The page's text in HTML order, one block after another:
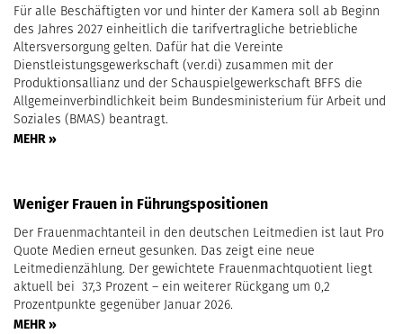
Für alle Beschäftigten vor und hinter der Kamera soll ab Beginn
des Jahres 2027 einheitlich die tarifvertragliche betriebliche
Altersversorgung gelten. Dafür hat die Vereinte
Dienstleistungsgewerkschaft (ver.di) zusammen mit der
Produktionsallianz und der Schauspielgewerkschaft BFFS die
Allgemeinverbindlichkeit beim Bundesministerium für Arbeit und
Soziales (BMAS) beantragt.
MEHR »
Weniger Frauen in Führungspositionen
Der Frauenmachtanteil in den deutschen Leitmedien ist laut Pro
Quote Medien erneut gesunken. Das zeigt eine neue
Leitmedienzählung. Der gewichtete Frauenmachtquotient liegt
aktuell bei 37,3 Prozent – ein weiterer Rückgang um 0,2
Prozentpunkte gegenüber Januar 2026.
MEHR »